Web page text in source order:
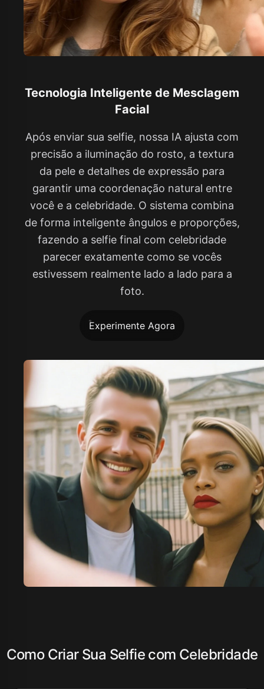
Tecnologia Inteligente de Mesclagem
Facial
Após enviar sua selfie, nossa IA ajusta com
precisão a iluminação do rosto, a textura
da pele e detalhes de expressão para
garantir uma coordenação natural entre
você e a celebridade. O sistema combina
de forma inteligente ângulos e proporções,
fazendo a selfie final com celebridade
parecer exatamente como se vocês
estivessem realmente lado a lado para a
foto.
Experimente Agora
Como Criar Sua Selfie com Celebridade